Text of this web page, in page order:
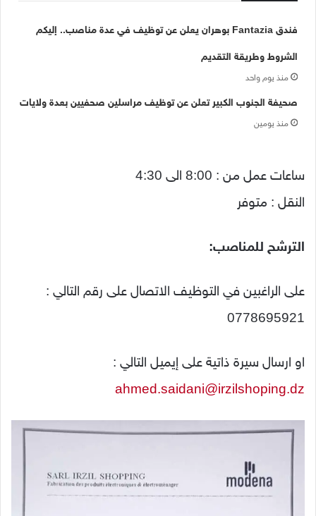
فندق Fantazia بوهران يعلن عن توظيف في عدة مناصب.. إليكم
الشروط وطريقة التقديم
منذ يوم واحد
صحيفة الجنوب الكبير تعلن عن توظيف مراسلين صحفيين بعدة ولايات
منذ يومين
ساعات عمل من : 8:00 الى 4:30
النقل : متوفر
الترشح للمناصب:
على الراغبين في التوظيف الاتصال على رقم التالي :
0778695921
او ارسال سيرة ذاتية على إيميل التالي :
ahmed.saidani@irzilshoping.dz